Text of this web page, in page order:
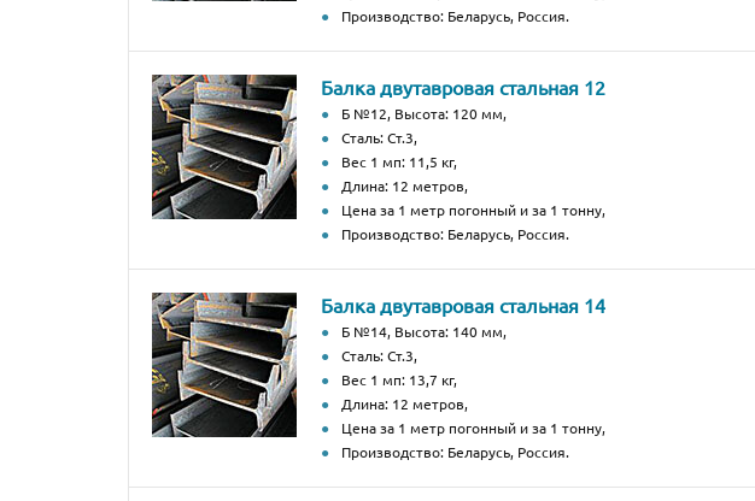
Производство: Беларусь, Россия.
Балка двутавровая стальная 12
Б №12, Высота: 120 мм,
Сталь: Ст.3,
Вес 1 мп: 11,5 кг,
Длина: 12 метров,
Цена за 1 метр погонный и за 1 тонну,
Производство: Беларусь, Россия.
Балка двутавровая стальная 14
Б №14, Высота: 140 мм,
Сталь: Ст.3,
Вес 1 мп: 13,7 кг,
Длина: 12 метров,
Цена за 1 метр погонный и за 1 тонну,
Производство: Беларусь, Россия.